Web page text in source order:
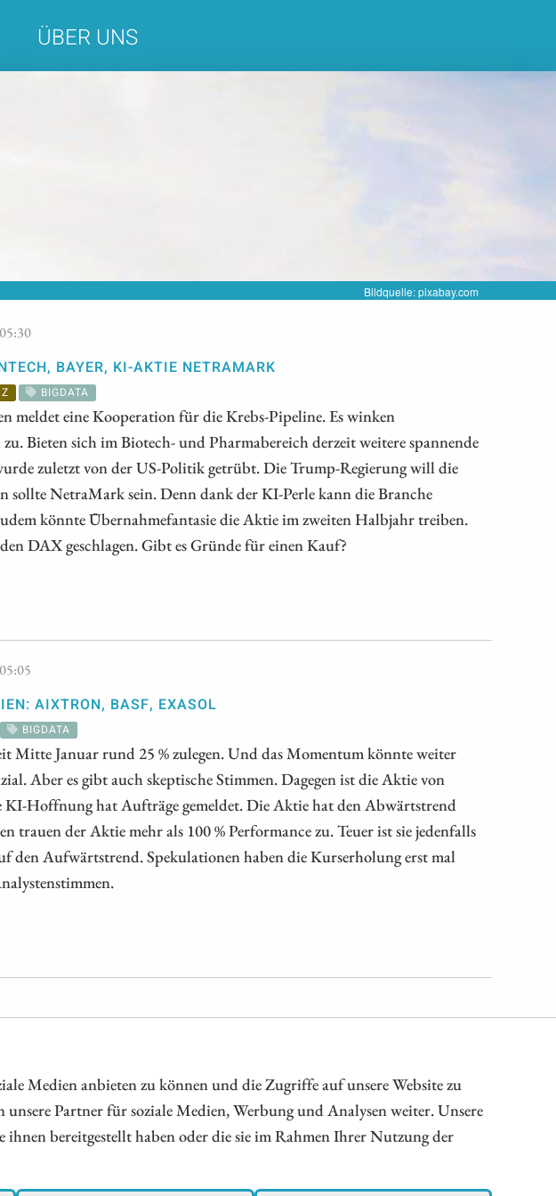
Medien anbieten zu können und die Zugriffe auf unsere Website zu
Partner für soziale Medien, Werbung und Analysen weiter. Unsere
bereitgestellt haben oder die sie im Rahmen Ihrer Nutzung der
ÜBER UNS
Bildquelle: pixabay.com
BAYER, KI-AKTIE NETRAMARK
BIGDATA
meldet eine Kooperation für die Krebs-Pipeline. Es winken
Bieten sich im Biotech- und Pharmabereich derzeit weitere spannende
zuletzt von der US-Politik getrübt. Die Trump-Regierung will die
sollte NetraMark sein. Denn dank der KI-Perle kann die Branche
könnte Übernahmefantasie die Aktie im zweiten Halbjahr treiben.
DAX geschlagen. Gibt es Gründe für einen Kauf?
AIXTRON, BASF, EXASOL
BIGDATA
Mitte Januar rund 25 % zulegen. Und das Momentum könnte weiter
Aber es gibt auch skeptische Stimmen. Dagegen ist die Aktie von
KI-Hoffnung hat Aufträge gemeldet. Die Aktie hat den Abwärtstrend
trauen der Aktie mehr als 100 % Performance zu. Teuer ist sie jedenfalls
Aufwärtstrend. Spekulationen haben die Kurserholung erst mal
aus allen Teilen der Welt